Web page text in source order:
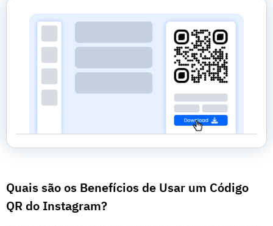
Quais são os Benefícios de Usar um Código
QR do Instagram?